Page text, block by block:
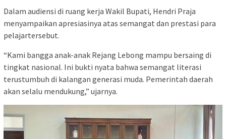
Dalam audiensi di ruang kerja Wakil Bupati, Hendri Praja
menyampaikan apresiasinya atas semangat dan prestasi para
pelajartersebut.
“Kami bangga anak-anak Rejang Lebong mampu bersaing di
tingkat nasional. Ini bukti nyata bahwa semangat literasi
terustumbuh di kalangan generasi muda. Pemerintah daerah
akan selalu mendukung,” ujarnya.